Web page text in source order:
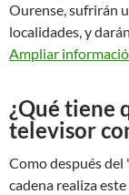
Ourense, sufrirán
localidades, y
Ampliar
¿Qué tiene
televisor
Como después del
cadena realiza